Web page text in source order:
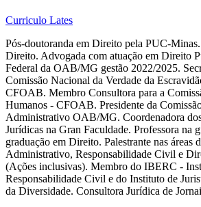
Curriculo Lates
Pós-doutoranda em Direito pela PUC-
Direito. Advogada com atuação em Direito
Federal da OAB/MG gestão 2022/2025.
Comissão Nacional da Verdade da
CFOAB. Membro Consultora para a
Humanos - CFOAB. Presidente da
Administrativo OAB/MG. Coordenadora
Jurídicas na Gran Faculdade. Professora na
graduação em Direito. Palestrante nas áreas
Administrativo, Responsabilidade Civil e
(Ações inclusivas). Membro do IBERC -
Responsabilidade Civil e do Instituto de
da Diversidade. Consultora Jurídica de